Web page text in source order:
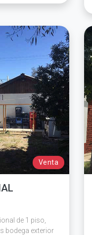
Venta
de 1 piso,
bodega exterior